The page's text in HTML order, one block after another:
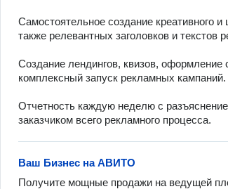
Самостоятельное создание креативного
также релевантных заголовков и текстов
Создание лендингов, квизов, оформление
комплексный запуск рекламных кампаний.
Отчетность каждую неделю с
заказчиком всего рекламного процесса.
Ваш Бизнес на АВИТО
Получите мощные продажи на ведущей